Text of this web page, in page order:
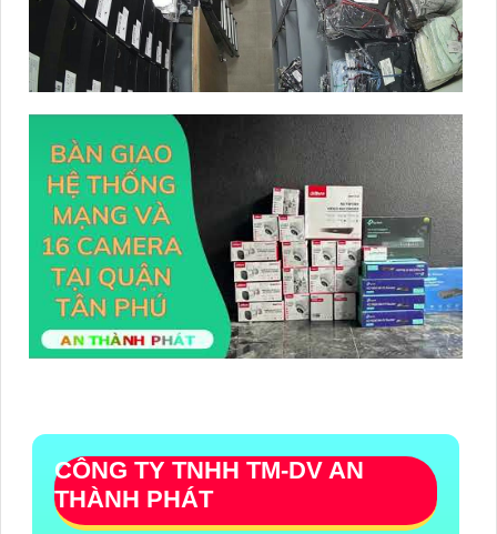
CÔNG TY TNHH TM-DV AN
THÀNH PHÁT